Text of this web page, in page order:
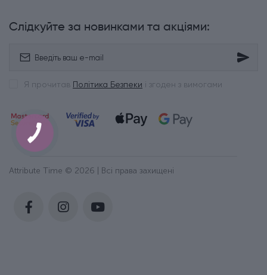
Слідкуйте за новинками та акціями:
Я прочитав Політика Безпеки і згоден з вимогами
Attribute Time © 2026 | Всі права захищені